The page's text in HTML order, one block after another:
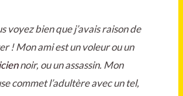
voyez bien que j’avais raison de
! Mon ami est un voleur ou un
noir, ou un assassin. Mon
commet l’adultère avec un tel,